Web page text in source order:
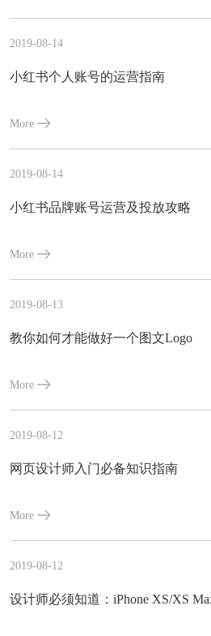
2019-08-14
小红书个人账号的运营指南
More
2019-08-14
小红书品牌账号运营及投放攻略
More
2019-08-13
教你如何才能做好一个图文Logo
More
2019-08-12
网页设计师入门必备知识指南
More
2019-08-12
设计师必须知道：iPhone XS/XS